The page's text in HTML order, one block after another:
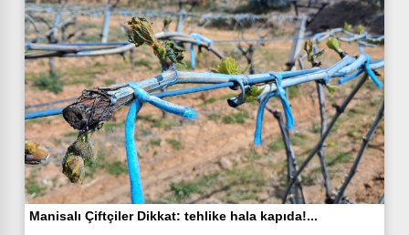
Manisalı Çiftçiler Dikkat: tehlike hala kapıda!...